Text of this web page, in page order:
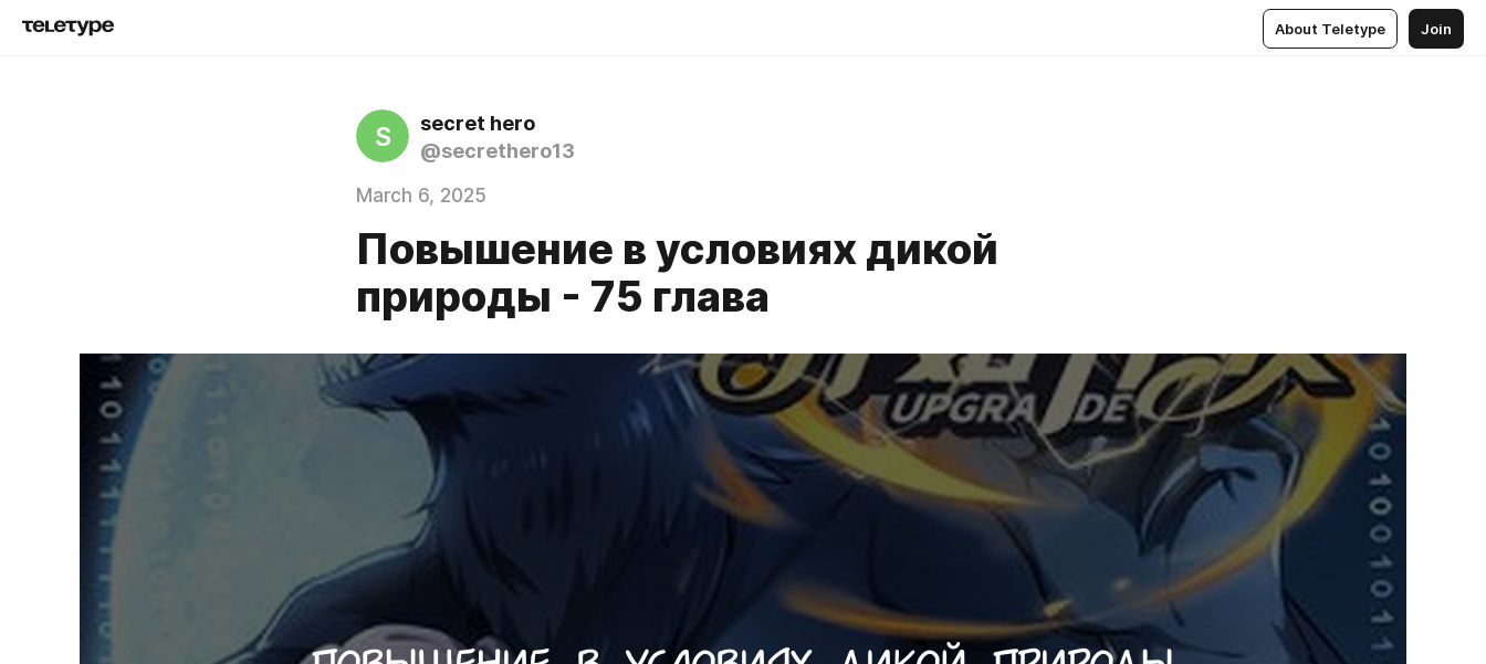
About Teletype Join
S
secret hero
@secrethero13
March 6, 2025
Повышение в условиях дикой
природы - 75 глава